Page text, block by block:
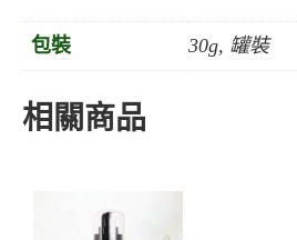
包裝 30g, 罐裝
相關商品